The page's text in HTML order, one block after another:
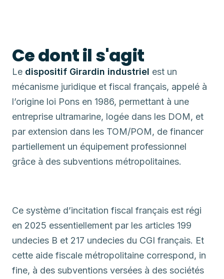
Ce dont il s'agit
Le dispositif Girardin industriel est un
mécanisme juridique et fiscal français, appelé à
l’origine loi Pons en 1986, permettant à une
entreprise ultramarine, logée dans les DOM, et
par extension dans les TOM/POM, de financer
partiellement un équipement professionnel
grâce à des subventions métropolitaines.
Ce système d’incitation fiscal français est régi
en 2025 essentiellement par les articles 199
undecies B et 217 undecies du CGI français. Et
cette aide fiscale métropolitaine correspond, in
fine, à des subventions versées à des sociétés